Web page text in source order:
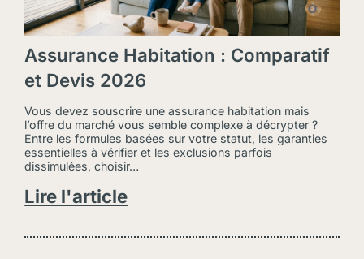
Assurance Habitation : Comparatif
et Devis 2026
Vous devez souscrire une assurance habitation mais
l’offre du marché vous semble complexe à décrypter ?
Entre les formules basées sur votre statut, les garanties
essentielles à vérifier et les exclusions parfois
dissimulées, choisir…
Lire l'article